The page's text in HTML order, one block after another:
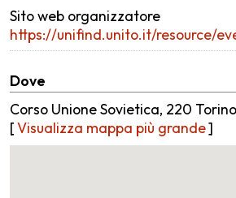
Sito web organizzatore
https://unifind.unito.it/resource/
Dove
Corso Unione Sovietica, 220 Torino
[Visualizza mappa più grande]